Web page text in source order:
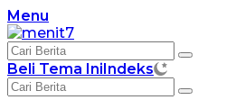
Langsung
ke
konten
Menu
Beli Tema IniIndeks